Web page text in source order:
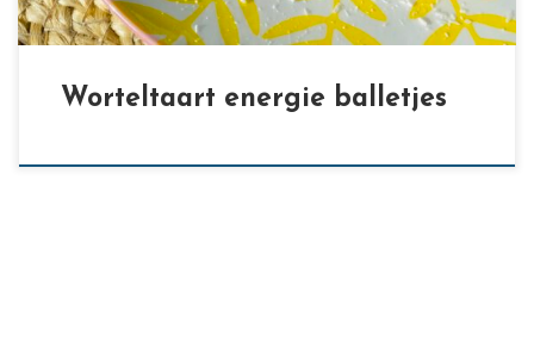
Worteltaart energie balletjes